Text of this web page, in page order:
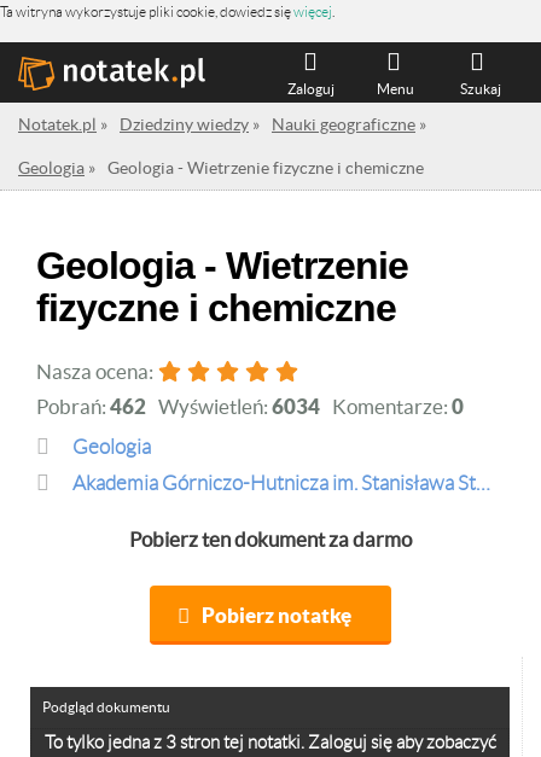
Ta witryna wykorzystuje pliki cookie, dowiedz sięwięcej
Szukaj
Menu
Zaloguj
Notatek.pl » Dziedziny wiedzy » Nauki geograficzne »
Geologia » Geologia - Wietrzenie fizyczne i chemiczne
Geologia - Wietrzenie
fizyczne i chemiczne
Nasza ocena:
Pobrań: 462 Wyświetleń: 6034 Komentarze: 0
Geologia
Akademia Górniczo-Hutnicza im. Stanisława Staszica w Krakowie
Pobierz ten dokument za darmo
Pobierz notatkę
To tylko jedna z 3 stron tej notatki. Zaloguj się aby zobaczyć
Podgląd dokumentu